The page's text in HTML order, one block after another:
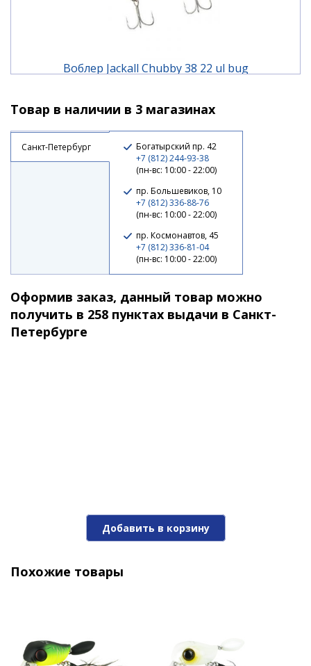
Воблер Jackall Chubby 38 22 ul bug
1 190 ₽
Воблер Jackall Chubby 38 bone
Воблер Jackall Chubby 38 SSR 335 matt tiger
-25%
Товар в наличии в 3 магазинах
Санкт-Петербург
Богатырский пр. 42
+7 (812) 244-93-38
(пн-вс: 10:00 - 22:00)
пр. Большевиков, 10
+7 (812) 336-88-76
(пн-вс: 10:00 - 22:00)
пр. Космонавтов, 45
+7 (812) 336-81-04
(пн-вс: 10:00 - 22:00)
Оформив заказ, данный товар можно
получить в 258 пунктах выдачи в Санкт-
Петербурге
Добавить в корзину
Похожие товары